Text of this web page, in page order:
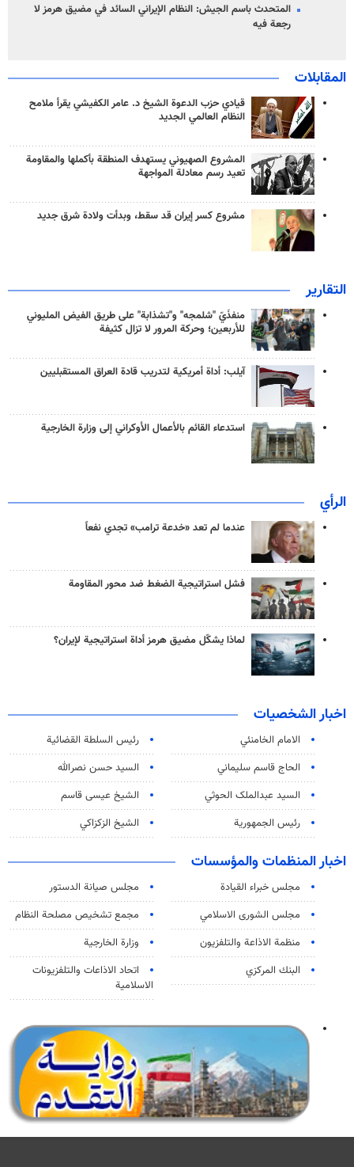
المتحدث باسم الجيش: النظام الإيراني السائد في مضيق هرمز لا
رجعة فيه
المقابلات
قيادي حزب الدعوة الشيخ د. عامر الكفيشي يقرأ ملامح
النظام العالمي الجديد
المشروع الصهيوني يستهدف المنطقة بأكملها والمقاومة
تعيد رسم معادلة المواجهة
مشروع كسر إيران قد سقط، وبدأت ولادة شرق جديد
التقارير
منفذَيّ "شلمجه" و"تشذابة" على طريق الفيض المليوني
للأربعين؛ وحركة المرور لا تزال كثيفة
آيلب: أداة أمريكية لتدريب قادة العراق المستقبليين
استدعاء القائم بالأعمال الأوكراني إلى وزارة الخارجية
الرأي
عندما لم تعد «خدعة ترامب» تجدي نفعاً
فشل استراتيجية الضغط ضد محور المقاومة
لماذا يشكّل مضيق هرمز أداة استراتيجية لإيران؟
اخبار الشخصيات
الامام الخامنئي
رئیس السلطة القضائیة
الحاج قاسم سليماني
السيد حسن نصرالله
السید عبدالملک الحوثي
الشيخ عيسى قاسم
رئيس الجمهورية
الشيخ الزكزاكي
اخبار المنظمات والمؤسسات
مجلس خبراء القيادة
مجلس صيانة الدستور
مجلس الشورى الاسلامي
مجمع تشخيص مصلحة النظام
منظمة الاذاعة والتلفزیون
وزارة الخارجية
البنك المركزي
اتحاد الاذاعات والتلفزيونات
الاسلامية